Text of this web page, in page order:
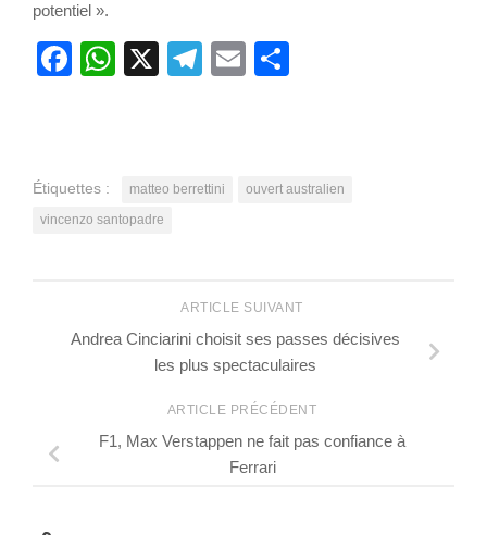
potentiel ».
Facebook
WhatsApp
X Telegram
Email
Étiquettes : matteo berrettini
ouvert australien
vincenzo santopadre
ARTICLE SUIVANT
Andrea Cinciarini choisit ses passes décisives
les plus spectaculaires
ARTICLE PRÉCÉDENT
F1, Max Verstappen ne fait pas confiance à
Ferrari